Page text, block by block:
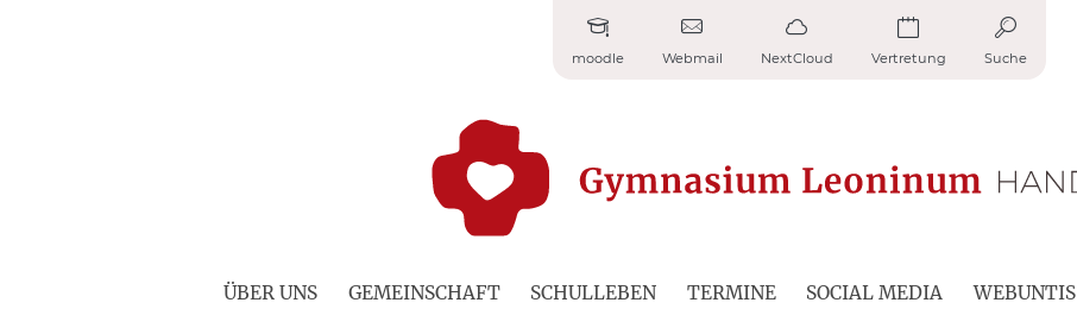
moodle Webmail NextCloud Vertretung Suche
ÜBER UNS GEMEINSCHAFT SCHULLEBEN TERMINE SOCIAL MEDIA WEBUNTIS